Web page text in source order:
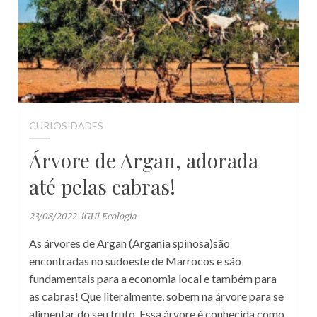
CURIOSIDADES
Árvore de Argan, adorada
até pelas cabras!
23/08/2022 iGUi Ecologia
As árvores de Argan (Argania spinosa)são
encontradas no sudoeste de Marrocos e são
fundamentais para a economia local e também para
as cabras! Que literalmente, sobem na árvore para se
alimentar do seu fruto. Essa árvore é conhecida como